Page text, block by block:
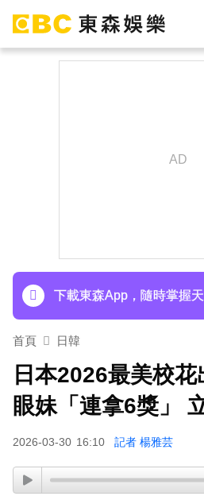
下載東森App，隨時掌握天
首頁 日韓
日本2026最美校
眼妹「連拿6獎」
2026-03-30 16:10 記者 楊雅芸